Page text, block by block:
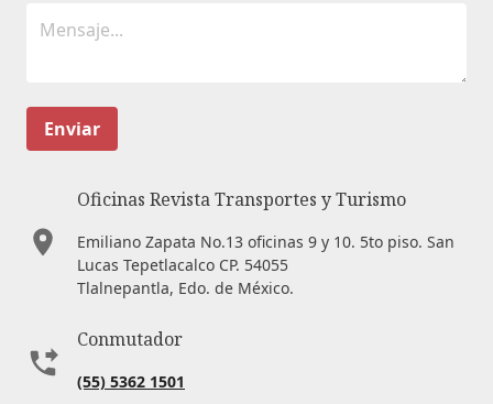
Enviar
Oficinas Revista Transportes y Turismo
Emiliano Zapata No.13 oficinas 9 y 10. 5to piso. San
Lucas Tepetlacalco CP. 54055
Tlalnepantla, Edo. de México.
Conmutador
(55) 5362 1501